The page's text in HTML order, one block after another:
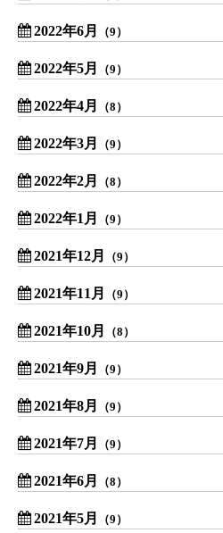
2022年6月 （9）
2022年5月 （9）
2022年4月 （8）
2022年3月 （9）
2022年2月 （8）
2022年1月 （9）
2021年12月 （9）
2021年11月 （9）
2021年10月 （8）
2021年9月 （9）
2021年8月 （9）
2021年7月 （9）
2021年6月 （8）
2021年5月 （9）